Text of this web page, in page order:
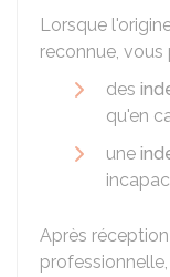
Lorsque
reconnue,
des
qu'en
une
Après